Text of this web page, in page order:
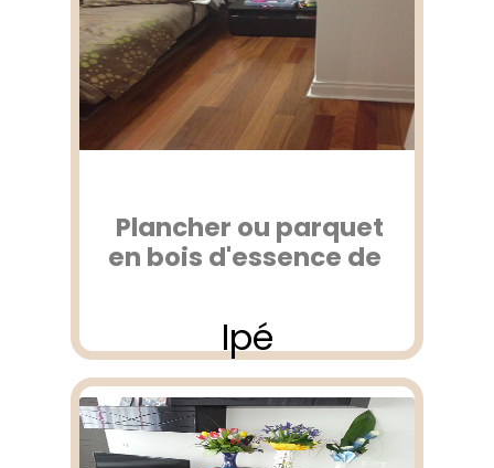
Plancher ou parquet
en bois d'essence de
Ipé